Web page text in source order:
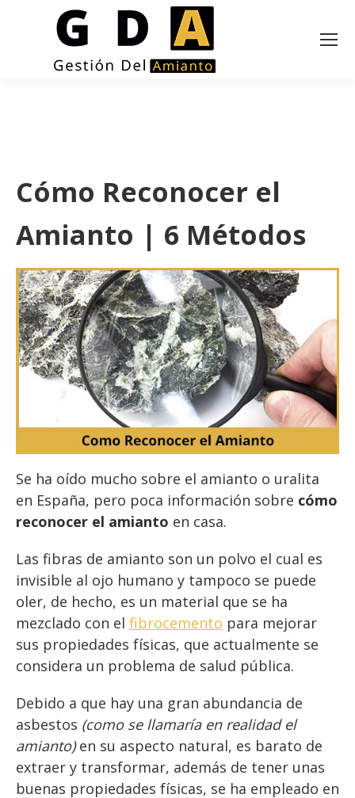
Cómo Reconocer el
Amianto | 6 Métodos
Se ha oído mucho sobre el amianto o uralita
en España, pero poca información sobre cómo
reconocer el amianto en casa.
Las fibras de amianto son un polvo el cual es
invisible al ojo humano y tampoco se puede
oler, de hecho, es un material que se ha
mezclado con el fibrocemento para mejorar
sus propiedades físicas, que actualmente se
considera un problema de salud pública.
Debido a que hay una gran abundancia de
asbestos (como se llamaría en realidad el
amianto)en su aspecto natural, es barato de
extraer y transformar, además de tener unas
buenas propiedades físicas, se ha empleado en